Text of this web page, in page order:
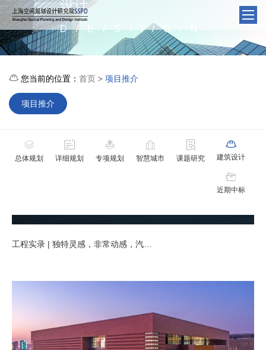
设计
D/E/S/I/G/N
 您当前的位置： 首页 > 项目推介
项目推介

总体规划

详细规划

专项规划

智慧城市

课题研究

建筑设计

近期中标
工程实录 | 独特灵感，非常动感，汽车小镇的别样精彩